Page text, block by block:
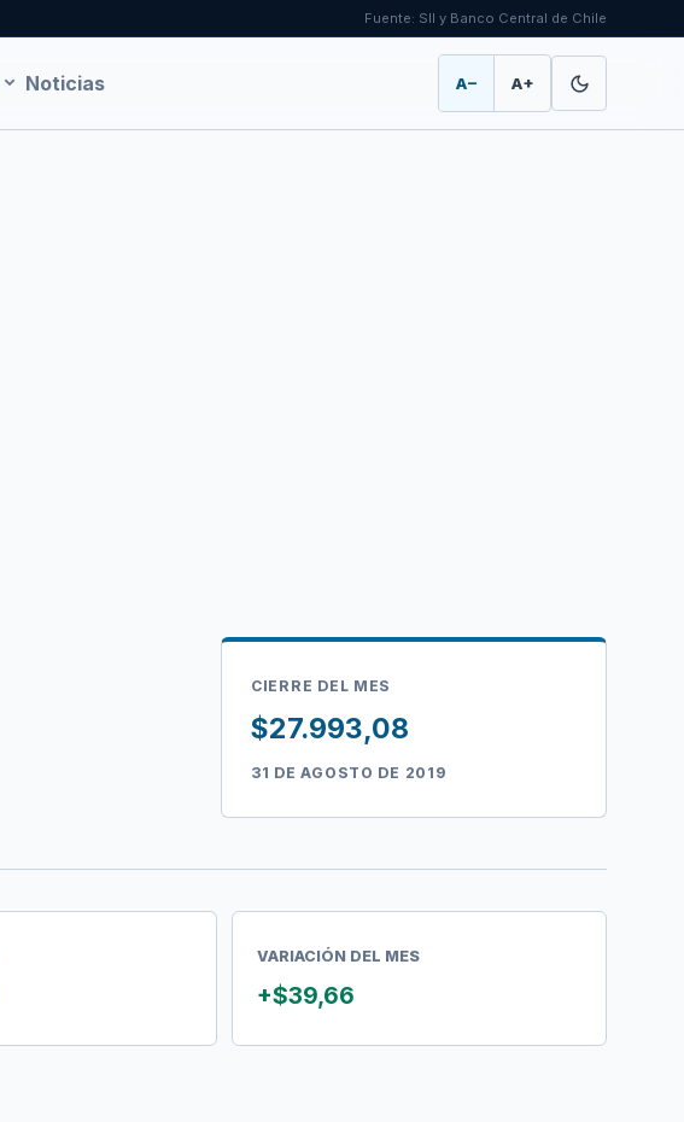
Fuente: SII y Banco Central de Chile
Noticias A− A+
CIERRE DEL MES
$27.993,08
31 DE AGOSTO DE 2019
VARIACIÓN DEL MES
+$39,66